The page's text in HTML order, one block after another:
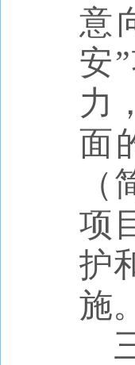
意
安
力
面
项
护
施。